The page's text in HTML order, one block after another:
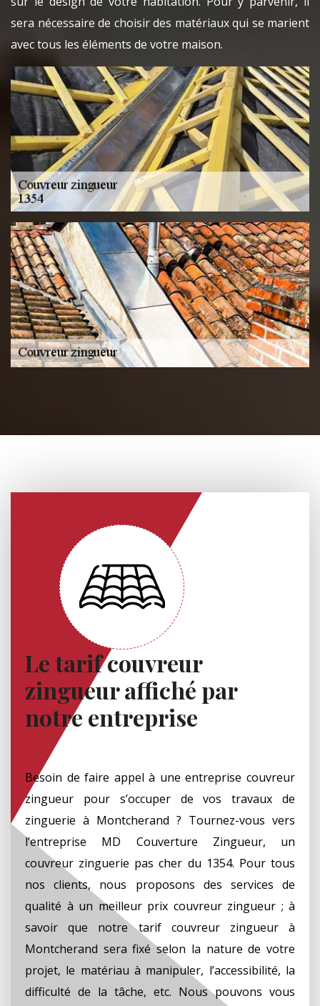
sera nécessaire de choisir des matériaux qui se marient
avec tous les éléments de votre maison.
Le tarif couvreur
zingueur affiché par
notre entreprise
Besoin de faire appel à une entreprise couvreur
zingueur pour s’occuper de vos travaux de
zinguerie à Montcherand ? Tournez-vous vers
l’entreprise MD Couverture Zingueur, un
couvreur zinguerie pas cher du 1354. Pour tous
nos clients, nous proposons des services de
qualité à un meilleur prix couvreur zingueur ; à
savoir que notre tarif couvreur zingueur à
Montcherand sera fixé selon la nature de votre
projet, le matériau à manipuler, l’accessibilité, la
difficulté de la tâche, etc. Nous pouvons vous